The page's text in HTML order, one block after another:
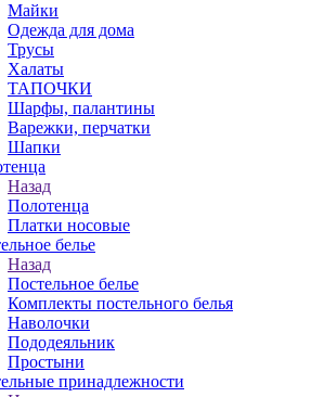
Майки
Одежда для дома
Трусы
Халаты
ТАПОЧКИ
Шарфы, палантины
Варежки, перчатки
Шапки
Назад
Полотенца
Платки носовые
белье
Назад
Постельное белье
Комплекты постельного белья
Наволочки
Пододеяльник
Простыни
принадлежности